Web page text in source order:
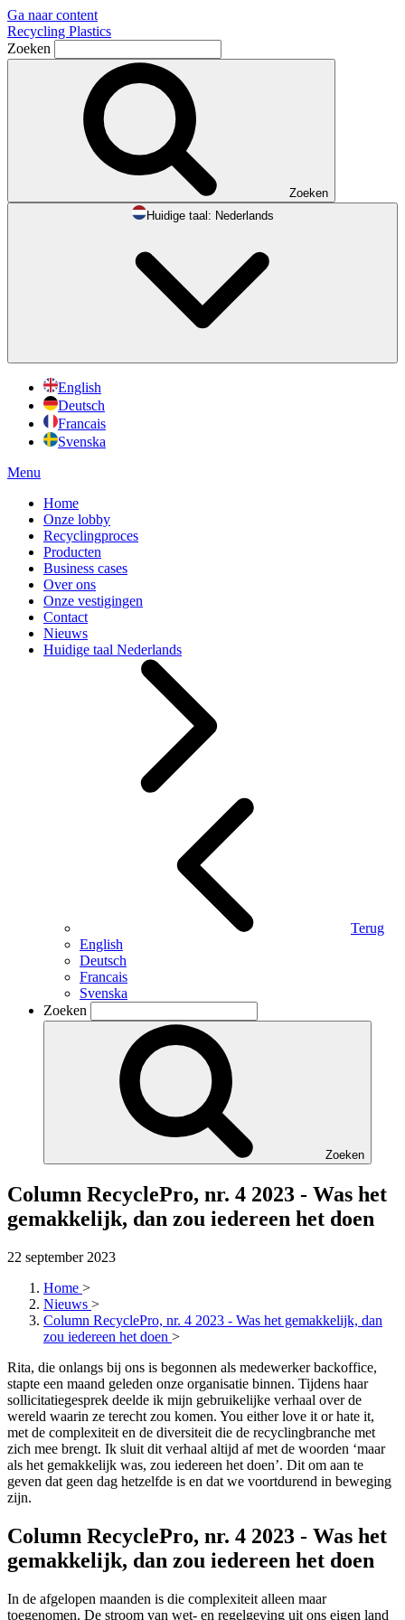
Ga naar content
Recycling Plastics
Zoeken
Zoeken
Huidige taal:
English
Deutsch
Francais
Svenska
Menu
Home
Onze lobby
Recyclingproces
Producten
Business cases
Over ons
Onze vestigingen
Contact
Nieuws
Huidige taal Nederlands
Terug
English
Deutsch
Francais
Svenska
Zoeken
Zoeken
Column RecyclePro, nr. 4 2023 - Was het
gemakkelijk, dan zou iedereen het doen
22 september 2023
Home >
Nieuws >
Column RecyclePro, nr. 4 2023 - Was het gemakkelijk, dan
zou iedereen het doen >
Rita, die onlangs bij ons is begonnen als medewerker backoffice,
stapte een maand geleden onze organisatie binnen. Tijdens haar
sollicitatiegesprek deelde ik mijn gebruikelijke verhaal over de
wereld waarin ze terecht zou komen. You either love it or hate it,
met de complexiteit en de diversiteit die de recyclingbranche met
zich mee brengt. Ik sluit dit verhaal altijd af met de woorden ‘maar
als het gemakkelijk was, zou iedereen het doen’. Dit om aan te
geven dat geen dag hetzelfde is en dat we voortdurend in beweging
zijn.
Column RecyclePro, nr. 4 2023 - Was het
gemakkelijk, dan zou iedereen het doen
In de afgelopen maanden is die complexiteit alleen maar
toegenomen. De stroom van wet- en regelgeving uit ons eigen land